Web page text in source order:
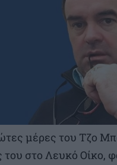
μέρες του Τζo
του στο Λευκό Οίκο,